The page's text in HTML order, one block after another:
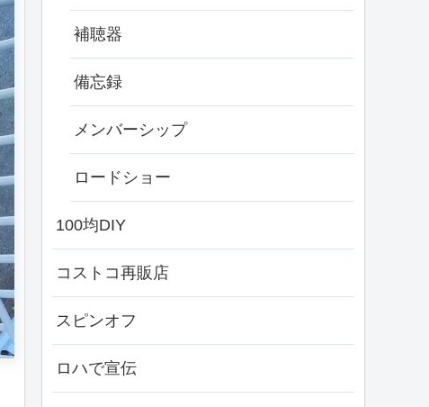
補聴器
備忘録
メンバーシップ
ロードショー
100均DIY
コストコ再販店
スピンオフ
ロハで宣伝